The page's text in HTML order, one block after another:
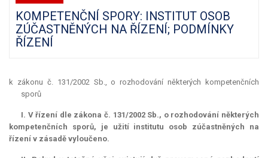
KOMPETENČNÍ SPORY: INSTITUT OSOB
ZÚČASTNĚNÝCH NA ŘÍZENÍ; PODMÍNKY
ŘÍZENÍ
k zákonu č. 131/2002 Sb., o rozhodování některých kompetenčních
sporů
I. V řízení dle zákona č. 131/2002 Sb., o rozhodování některých
kompetenčních sporů, je užití institutu osob zúčastněných na
řízení v zásadě vyloučeno.